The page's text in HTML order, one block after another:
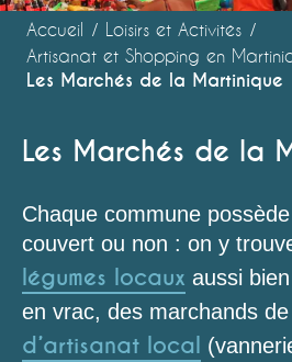
Accueil
Loisirs et Activités
Artisanat et Shopping en
Les Marchés de la Martinique
Les Marchés de la
Chaque commune
couvert ou non : on y
légumes locaux aussi
en vrac, des marchands de
d’artisanat local